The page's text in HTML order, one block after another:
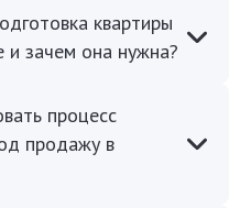
квартиры
зачем она нужна?
процесс
продажу в